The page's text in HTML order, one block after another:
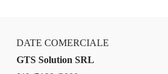
DATE COMERCIALE
GTS Solution SRL